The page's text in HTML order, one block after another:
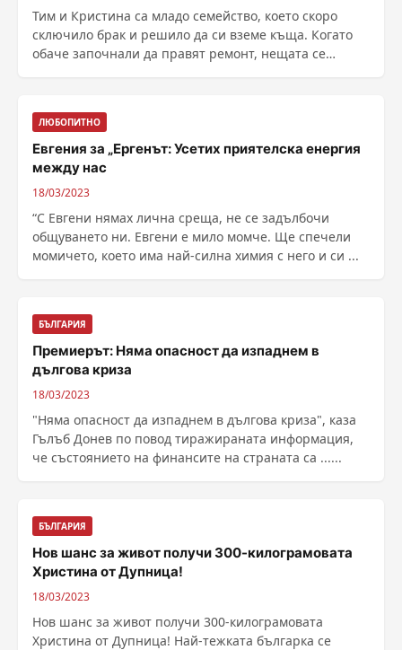
Тим и Кристина са младо семейство, което скоро
сключило брак и решило да си вземе къща. Когато
обаче започнали да правят ремонт, нещата се
ЛЮБОПИТНО
Евгения за „Ергенът: Усетих приятелска енергия
между нас
18/03/2023
“С Евгени нямах лична среща, не се задълбочи
общуването ни. Евгени е мило момче. Ще спечели
момичето, което има най-силна химия с него и си ...
БЪЛГАРИЯ
Премиерът: Няма опасност да изпаднем в
дългова криза
18/03/2023
"Няма опасност да изпаднем в дългова криза", каза
Гълъб Донев по повод тиражираната информация,
че състоянието на финансите на страната са ......
БЪЛГАРИЯ
Нов шанс за живот получи 300-килограмовата
Христина от Дупница!
18/03/2023
Нов шанс за живот получи 300-килограмовата
Христина от Дупница! Най-тежката българка се